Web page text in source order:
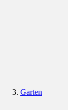
Garten